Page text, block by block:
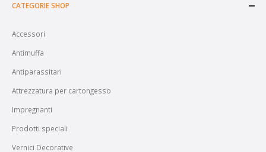
CATEGORIE SHOP
Accessori
Antimuffa
Antiparassitari
Attrezzatura per cartongesso
Impregnanti
Prodotti speciali
Vernici Decorative